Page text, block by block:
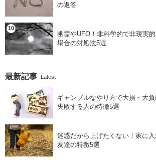
の返答
幽霊やUFO！非科学的で非現実
場合の対処法5選
最新記事 Latest
ギャンブルなやり方で大損・大
失敗する人の特徴5選
迷惑だから上げたくない！家に
友達の特徴5選